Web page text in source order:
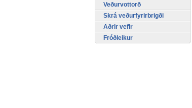
Veðurvottorð
Skrá veðurfyrirbrigði
Aðrir vefir
Fróðleikur